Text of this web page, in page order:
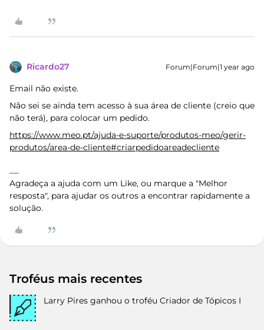
Ricardo27 Forum|Forum|1 year ago
Email não existe.
Não sei se ainda tem acesso à sua área de cliente (creio que
não terá), para colocar um pedido.
https://www.meo.pt/ajuda-e-suporte/produtos-meo/gerir-
produtos/area-de-cliente#criarpedidoareadecliente
Agradeça a ajuda com um Like, ou marque a "Melhor
resposta", para ajudar os outros a encontrar rapidamente a
solução.
Troféus mais recentes
Larry Pires ganhou o troféu Criador de Tópicos I